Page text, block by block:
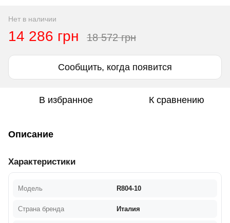
Нет в наличии
14 286 грн 18 572 грн
Сообщить, когда появится
В избранное К сравнению
Описание
Характеристики
Модель R804-10
Страна бренда Италия